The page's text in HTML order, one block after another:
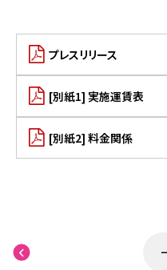
プレスリリース
[別紙1] 実施運賃表
[別紙2] 料金関係